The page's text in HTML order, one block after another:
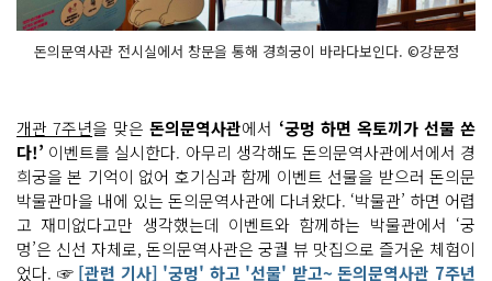
돈의문역사관 전시실에서 창문을 통해 경희궁이 바라다보인다. ©강문정
개관 7주년을 맞은돈의문역사관에서 ‘궁멍 하면 옥토끼가 선물 쏜
다!’ 이벤트를 실시한다. 아무리 생각해도 돈의문역사관에서에서 경
희궁을 본 기억이 없어 호기심과 함께 이벤트 선물을 받으러 돈의문
박물관마을 내에 있는 돈의문역사관에 다녀왔다. ‘박물관’ 하면 어렵
고 재미없다고만 생각했는데 이벤트와 함께하는 박물관에서 ‘궁
멍’은 신선 자체로, 돈의문역사관은 궁궐 뷰 맛집으로 즐거운 체험이
었다. ☞[관련 기사] '궁멍' 하고 '선물' 받고~ 돈의문역사관 7주년